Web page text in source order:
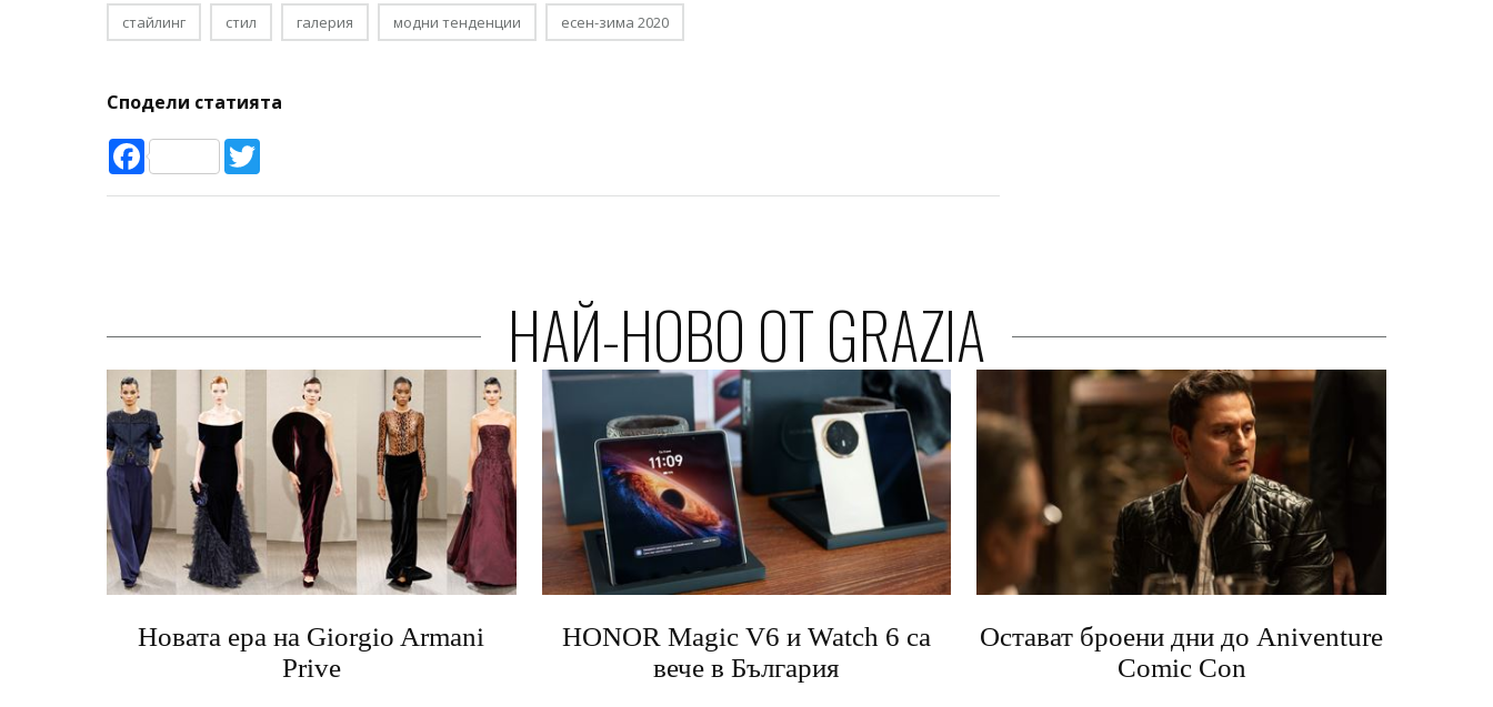
стайлинг стил галерия модни тенденции есен-зима 2020
Сподели статията
Facebook
НАЙ-НОВО ОТ GRAZIA
Новата ера на Giorgio Armani
Prive
HONOR Magic V6 и Watch 6 са
вече в България
Остават броени дни до Aniventure
Comic Con